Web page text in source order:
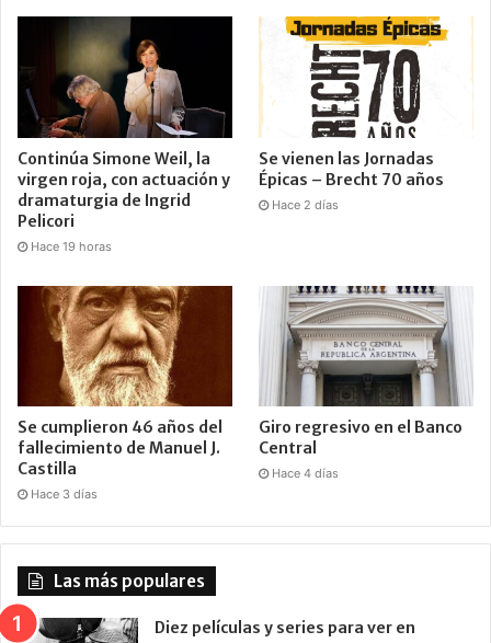
Continúa Simone Weil, la
virgen roja, con actuación y
dramaturgia de Ingrid
Pelicori
Hace 19 horas
Se vienen las Jornadas
Épicas – Brecht 70 años
Hace 2 días
Se cumplieron 46 años del
fallecimiento de Manuel J.
Castilla
Hace 3 días
Giro regresivo en el Banco
Central
Hace 4 días
Las más populares
Diez películas y series para ver en